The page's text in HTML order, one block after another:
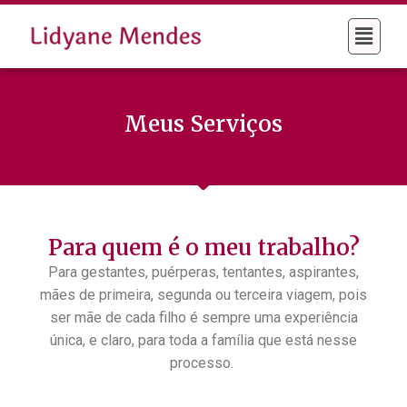
Meus Serviços
Para quem é o meu trabalho?
Para gestantes, puérperas, tentantes, aspirantes,
mães de primeira, segunda ou terceira viagem, pois
ser mãe de cada filho é sempre uma experiência
única, e claro, para toda a família que está nesse
processo.